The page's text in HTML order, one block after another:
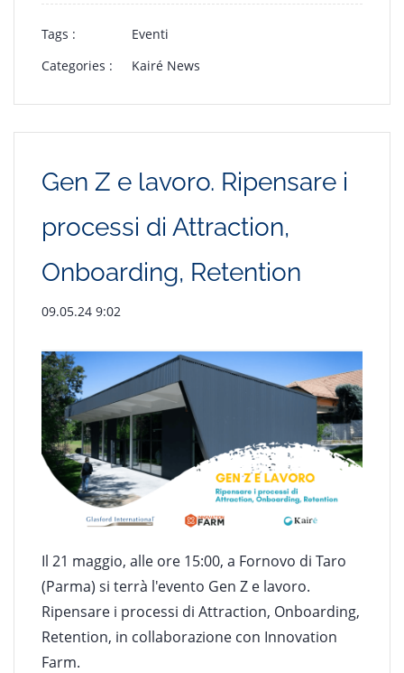
Tags :
Eventi
Categories :
Kairé News
Gen Z e lavoro. Ripensare i
processi di Attraction,
Onboarding, Retention
09.05.24 9:02
Il 21 maggio, alle ore 15:00, a Fornovo di Taro
(Parma) si terrà l'evento Gen Z e lavoro.
Ripensare i processi di Attraction, Onboarding,
Retention, in collaborazione con Innovation
Farm.